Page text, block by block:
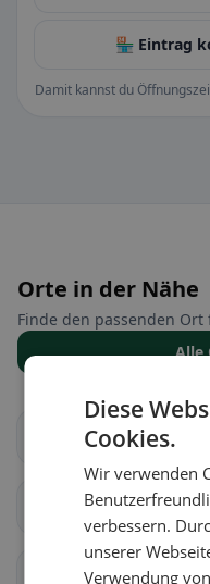
🏪 Eintrag
Damit kannst du
Orte in der Nähe
Finde den passenden
Alle
Altendorf
Aeugst am Albis
Bonstetten
Diese
Cookies.
Wir verwenden
verbessern.
unserer
Verwendung